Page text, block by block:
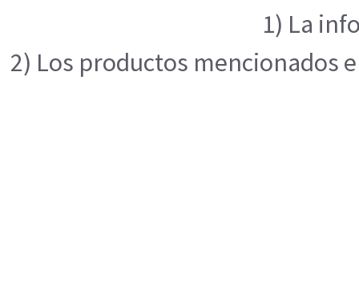
1) La
2) Los productos mencionados